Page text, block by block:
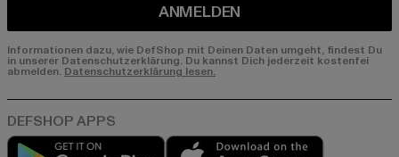
ANMELDEN
Informationen dazu, wie DefShop mit Deinen Daten umgeht, findest Du
in unserer Datenschutzerklärung. Du kannst Dich jederzeit kostenfei
abmelden. Datenschutzerklärung lesen.
Play market